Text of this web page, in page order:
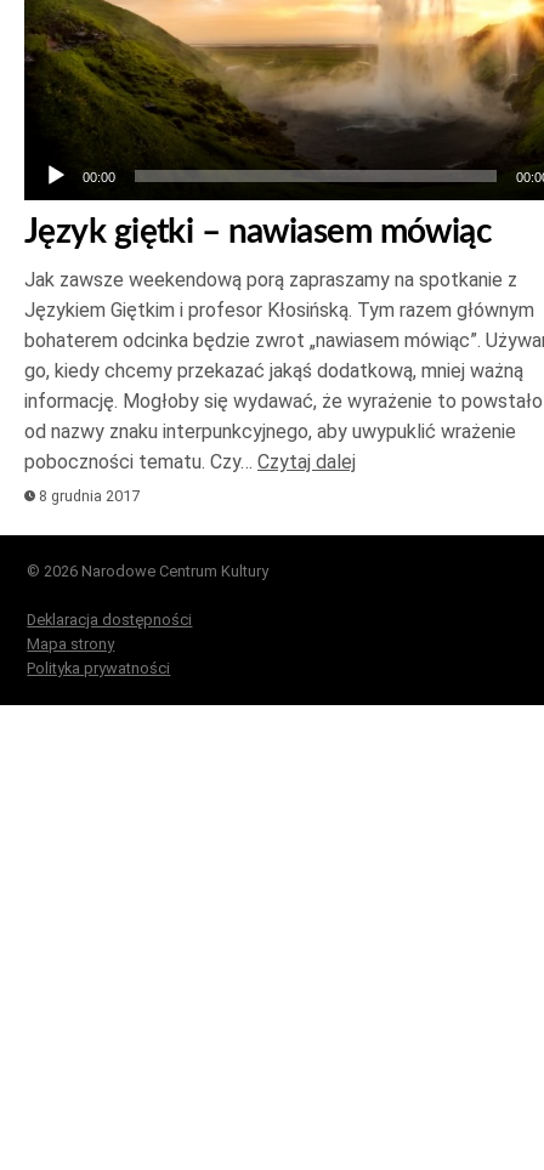
00:00
Język giętki – nawiasem mówiąc
Jak zawsze weekendową porą zapraszamy na spotkanie z
Językiem Giętkim i profesor Kłosińską. Tym razem głównym
bohaterem odcinka będzie zwrot „nawiasem mówiąc”.
go, kiedy chcemy przekazać jakąś dodatkową, mniej ważną
informację. Mogłoby się wydawać, że wyrażenie to powstało
od nazwy znaku interpunkcyjnego, aby uwypuklić wrażenie
poboczności tematu. Czy… Czytaj dalej
8 grudnia 2017
© 2026 Narodowe Centrum Kultury
Deklaracja dostępności
Mapa strony
Polityka prywatności